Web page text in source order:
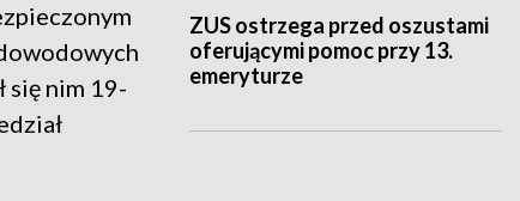
ZUS ostrzega przed oszustami
oferującymi pomoc przy 13.
emeryturze
się nim 19-